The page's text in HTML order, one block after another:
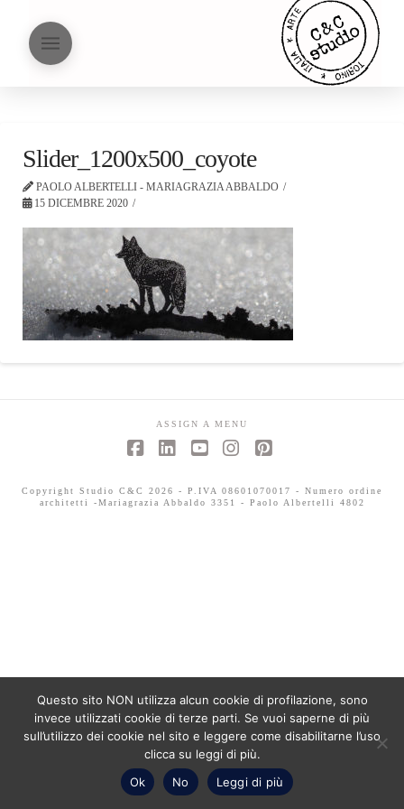
Slider_1200x500_coyote
PAOLO ALBERTELLI - MARIAGRAZIA ABBALDO
15 DICEMBRE 2020
ASSIGN A MENU
Copyright Studio C&C 2026 - P.IVA 08601070017 - Numero ordine
architetti -Mariagrazia Abbaldo 3351 - Paolo Albertelli 4802
Questo sito NON utilizza alcun cookie di profilazione, sono
invece utilizzati cookie di terze parti. Se vuoi saperne di più
sull’utilizzo dei cookie nel sito e leggere come disabilitarne l’uso
clicca su leggi di più.
Ok
No Leggi di più